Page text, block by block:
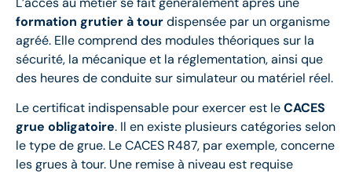
formation grutier à tourdispensée par un organisme
agréé. Elle comprend des modules théoriques sur la
sécurité, la mécanique et la réglementation, ainsi que
des heures de conduite sur simulateur ou matériel réel.
Le certificat indispensable pour exercer est leCACES
grue obligatoire. Il en existe plusieurs catégories selon
le type de grue. Le CACES R487, par exemple, concerne
les grues à tour. Une remise à niveau est requise